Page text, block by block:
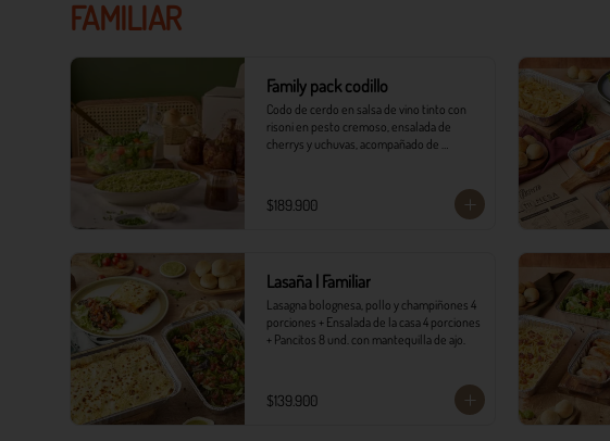
FAMILIAR
Family pack codillo
Codo de cerdo en salsa de vino tinto con
risoni en pesto cremoso, ensalada de
cherrys y uchuvas, acompañado de
​- 4 Codillos de cerdo​
- Risoni (Cantidad ideal para 4 personas)​
*Ver Instrucciones de preparación en casa.
$189.900
Lasaña | Familiar
Lasagna bolognesa, pollo y champiñones 4
porciones + Ensalada de la casa 4 porciones
+ Pancitos 8 und. con mantequilla de ajo.
$139.900